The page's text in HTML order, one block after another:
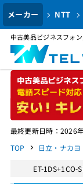
メーカー NTT
中古美品ビジネスフォ
最終更新日時：2026
TOP
日立・ナカヨ
ET-1DS+1CO-